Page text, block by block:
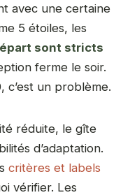
avec une certaine
5 étoiles, les
sont stricts
ferme le soir.
c’est un problème.
réduite, le gîte
d’adaptation.
critères et labels
vérifier. Les